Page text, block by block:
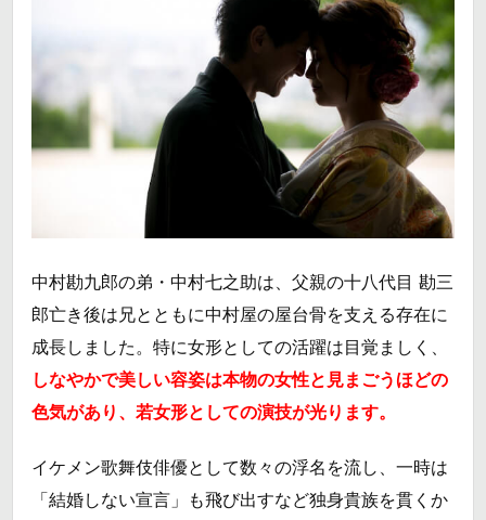
中村勘九郎の弟・中村七之助は、父親の十八代目 勘三
郎亡き後は兄とともに中村屋の屋台骨を支える存在に
成長しました。特に女形としての活躍は目覚ましく、
しなやかで美しい容姿は本物の女性と見まごうほどの
色気があり、若女形としての演技が光ります。
イケメン歌舞伎俳優として数々の浮名を流し、一時は
「結婚しない宣言」も飛び出すなど独身貴族を貫くか